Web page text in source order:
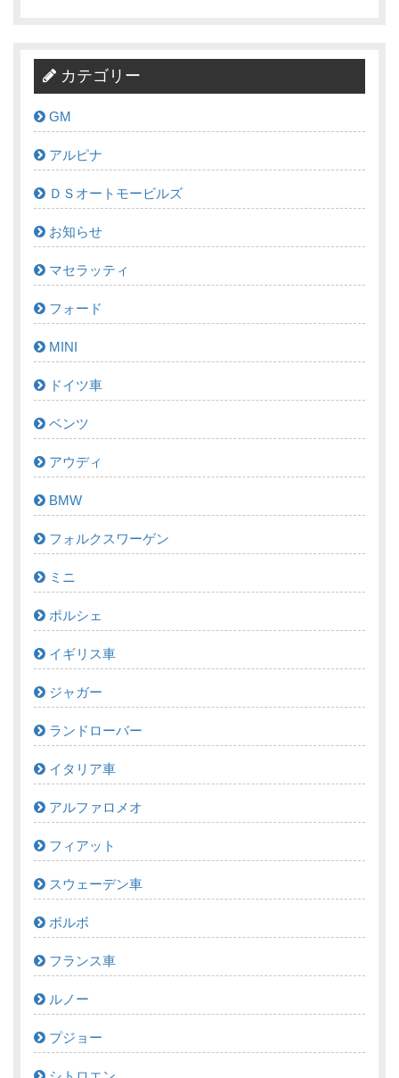
カテゴリー
GM
アルピナ
ＤＳオートモービルズ
お知らせ
マセラッティ
フォード
MINI
ドイツ車
ベンツ
アウディ
BMW
フォルクスワーゲン
ミニ
ポルシェ
イギリス車
ジャガー
ランドローバー
イタリア車
アルファロメオ
フィアット
スウェーデン車
ボルボ
フランス車
ルノー
プジョー